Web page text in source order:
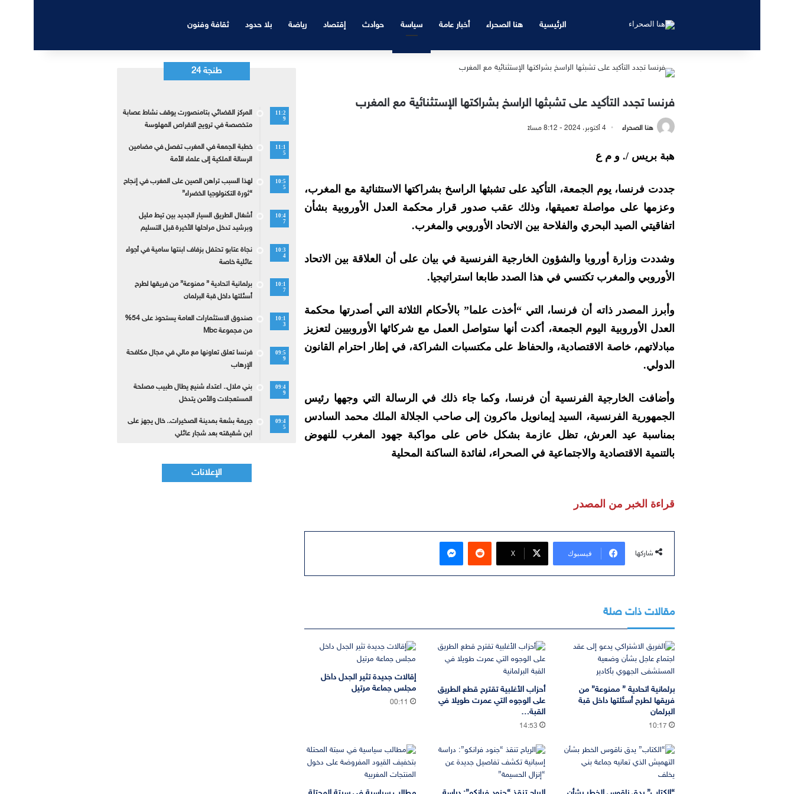
الرئيسية هنا الصحراء أخبار عامة سياسة حوادث إقتصاد رياضة بلا حدود ثقافة وفنون
فرنسا تجدد التأكيد على تشبثها الراسخ بشراكتها الإستثنائية مع المغرب
هنا الصحراء 4 أكتوبر، 2024 - 8:12 مساءً
هبة بريس /. و م ع
جددت فرنسا، يوم الجمعة، التأكيد على تشبثها الراسخ بشراكتها الاستثنائية مع المغرب،
وعزمها على مواصلة تعميقها، وذلك عقب صدور قرار محكمة العدل الأوروبية بشأن
اتفاقيتي الصيد البحري والفلاحة بين الاتحاد الأوروبي والمغرب.
وشددت وزارة أوروبا والشؤون الخارجية الفرنسية في بيان على أن العلاقة بين الاتحاد
الأوروبي والمغرب تكتسي في هذا الصدد طابعا استراتيجيا.
وأبرز المصدر ذاته أن فرنسا، التي “أخذت علما” بالأحكام الثلاثة التي أصدرتها محكمة
العدل الأوروبية اليوم الجمعة، أكدت أنها ستواصل العمل مع شركائها الأوروبيين لتعزيز
مبادلاتهم، خاصة الاقتصادية، والحفاظ على مكتسبات الشراكة، في إطار احترام القانون
الدولي.
وأضافت الخارجية الفرنسية أن فرنسا، وكما جاء ذلك في الرسالة التي وجهها رئيس
الجمهورية الفرنسية، السيد إيمانويل ماكرون إلى صاحب الجلالة الملك محمد السادس
بمناسبة عيد العرش، تظل عازمة بشكل خاص على مواكبة جهود المغرب للنهوض
بالتنمية الاقتصادية والاجتماعية في الصحراء، لفائدة الساكنة المحلية
قراءة الخبر من المصدر
شاركها فيسبوك ‫X
ماسنجر
مقالات ذات صلة
برلمانية اتحادية ” ممنوعة” من
فريقها لطرح أسئلتها داخل قبة
البرلمان
10:17
أحزاب الأغلبية تقترح قطع الطريق
على الوجوه التي عمرت طويلا في
القبة…
14:53
إقالات جديدة تثير الجدل داخل
مجلس جماعة مرتيل
00:11
طنجة 24
11:2
9
المركز القضائي بتامنصورت يوقف نشاط عصابة
متخصصة في ترويج الاقراص المهلوسة
11:1
5
خطبة الجمعة في المغرب تفصل في مضامين
الرسالة الملكية إلى علماء الأمة
10:5
5
لهذا السبب تراهن الصين على المغرب في إنجاح
“ثورة التكنولوجيا الخضراء”
10:4
7
أشغال الطريق السيار الجديد بين تيط مليل
وبرشيد تدخل مراحلها الأخيرة قبل التسليم
10:3
4
نجاة عتابو تحتفل بزفاف ابنتها سامية في أجواء
عائلية خاصة
10:1
7
برلمانية اتحادية ” ممنوعة” من فريقها لطرح
أسئلتها داخل قبة البرلمان
10:1
3
صندوق الاستثمارات العامة يستحوذ على 54%
من مجموعة Mbc
09:5
9
فرنسا تعلق تعاونها مع مالي في مجال مكافحة
الإرهاب
09:4
9
بني ملال.. اعتداء شنيع يطال طبيب مصلحة
المستعجلات والأمن يتدخل
09:4
5
جريمة بشعة بمدينة الصخيرات.. خال يجهز على
ابن شقيقته بعد شجار عائلي
الإعلانات